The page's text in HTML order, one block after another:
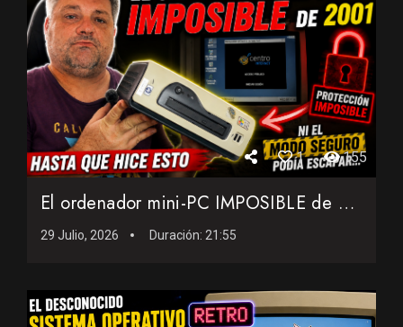
1 155
El ordenador mini-PC IMPOSIBLE de 2001: Ni el modo seguro po...
29 Julio, 2026 Duración: 21:55